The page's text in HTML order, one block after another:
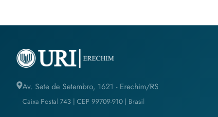
Av. Sete de Setembro, 1621 - Erechim/RS
Caixa Postal 743 | CEP 99709-910 | Brasil